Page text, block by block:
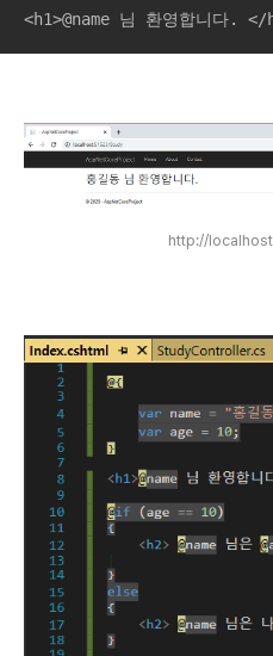
<h1>@name 님 환영합니다. </
http://